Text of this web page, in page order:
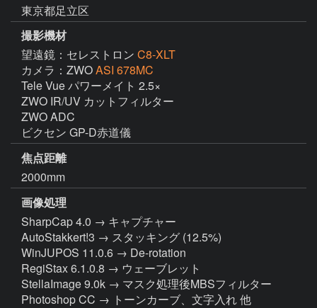
東京都足立区
撮影機材
望遠鏡：セレストロン C8-XLT
カメラ：ZWOASI 678MC
Tele Vue パワーメイト 2.5×
ZWO IR/UV カットフィルター
ZWO ADC
ビクセン GP-D赤道儀
焦点距離
2000mm
画像処理
SharpCap 4.0 → キャプチャー
AutoStakkert!3 → スタッキング (12.5%)
WinJUPOS 11.0.6 → De-rotation
RegiStax 6.1.0.8 → ウェーブレット
StellaImage 9.0k → マスク処理後MBSフィルター
Photoshop CC → トーンカーブ、文字入れ 他